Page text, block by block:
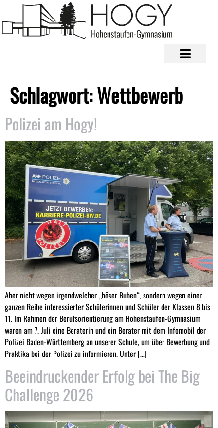
Schlagwort:Wettbewerb
Polizei am Hogy!
Aber nicht wegen irgendwelcher „böser Buben“, sondern wegen einer
ganzen Reihe interessierter Schülerinnen und Schüler der Klassen 8 bis
11. Im Rahmen der Berufsorientierung am Hohenstaufen-Gymnasium
waren am 7. Juli eine Beraterin und ein Berater mit dem Infomobil der
Polizei Baden-Württemberg an unserer Schule, um über Bewerbung und
Praktika bei der Polizei zu informieren. Unter […]
Beeindruckender Erfolg bei The Big
Challenge 2026